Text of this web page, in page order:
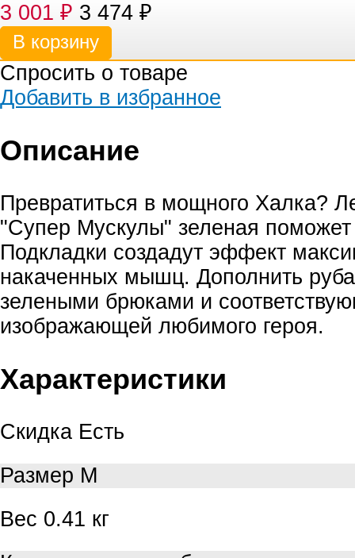
3 001 ₽ 3 474 ₽
Спросить о товаре
Добавить в избранное
Описание
Превратиться в мощного Халка?
"Супер Мускулы" зеленая
Подкладки создадут эффект
накаченных мышц. Дополнить
зелеными брюками и
изображающей любимого героя.
Характеристики
Скидка Есть
Размер М
Вес 0.41 кг